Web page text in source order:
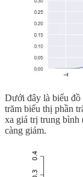
Dưới đây là biểu đồ
trăm biểu thị phần
xa giá trị trung bình
càng giảm.